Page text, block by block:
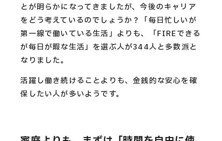
とが明らかになってきましたが、今後のキャリア
をどう考えているのでしょうか？「毎日忙しいが
第一線で働いている生活」よりも、「FIREできる
が毎日が暇な生活」を選ぶ人が344人と多数派と
なりました。
活躍し働き続けることよりも、金銭的な安心を確
保したい人が多いようです。